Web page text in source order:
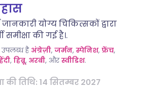
योग्य चिकित्सकों द्वारा
की गई है।.
है अंग्रेज़ी, जर्मन, स्पेनिश, फ्रेंच,
, हिब्रू, अरबी, औरस्वीडिश.
की तिथि: 14 सितम्बर 2027